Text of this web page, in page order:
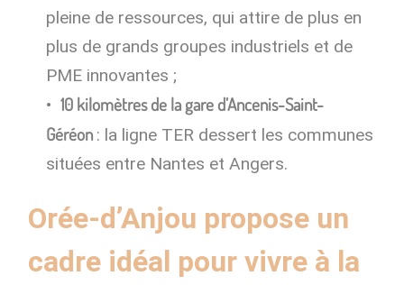
pleine de ressources, qui attire de plus en
plus de grands groupes industriels et de
PME innovantes ;
10 kilomètres de la gare d’Ancenis-Saint-
Géréon : la ligne TER dessert les communes
situées entre Nantes et Angers.
Orée-d’Anjou propose un
cadre idéal pour vivre à la